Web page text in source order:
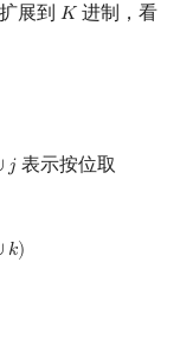
展到𝐾
K 进制，看
𝑗
j 表示按位取
𝑘)